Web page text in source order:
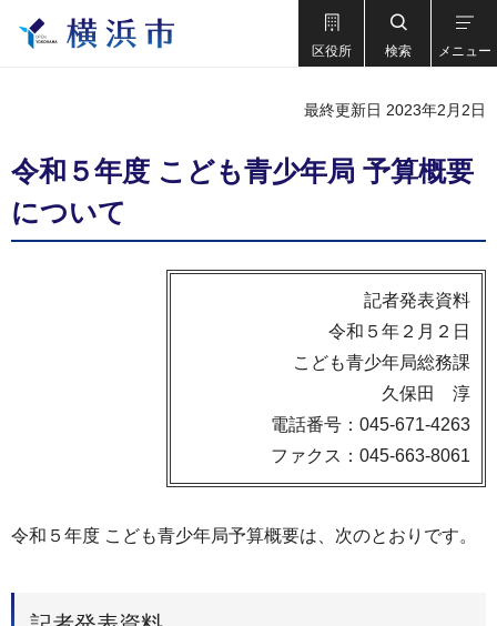
区役所 検索 メニュー
最終更新日 2023年2月2日
令和５年度 こども青少年局 予算概要
について
記者発表資料
令和５年２月２日
こども青少年局総務課
久保田 淳
電話番号：045-671-4263
ファクス：045-663-8061
令和５年度 こども青少年局予算概要は、次のとおりです。